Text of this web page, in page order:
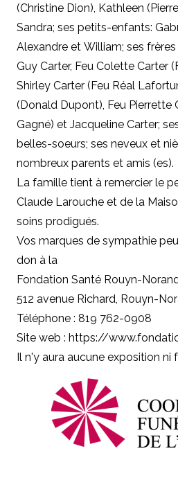
(Christine Dion), Kathleen
Sandra; ses petits-enfants:
Alexandre et William; ses
Guy Carter, Feu Colette Carter
Shirley Carter (Feu Réal
(Donald Dupont), Feu Pierrette
Gagné) et Jacqueline Carter;
belles-soeurs; ses neveux et
nombreux parents et amis (es).
La famille tient à remercier le
Claude Larouche et de la
soins prodigués.
Vos marques de sympathie
don à la
Fondation Santé Rouyn-
512 avenue Richard, Rouyn-
Téléphone : 819 762-0908
Site web : https://
Il n'y aura aucune exposition ni